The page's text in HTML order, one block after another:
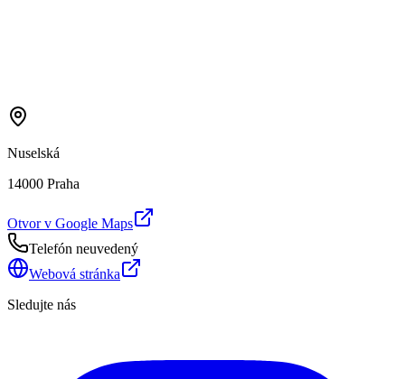
Nuselská
14000 Praha
Otvor v Google Maps
Telefón neuvedený
Webová stránka
Sledujte nás